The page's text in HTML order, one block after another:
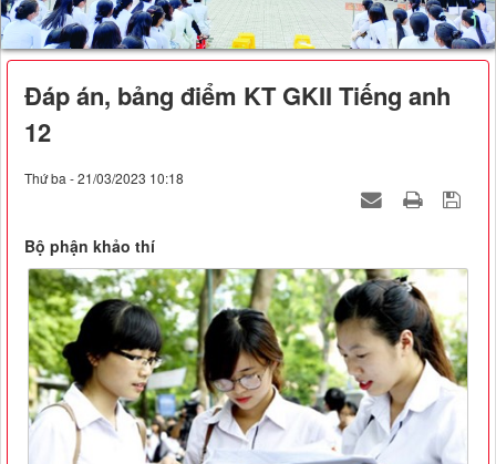
Đáp án, bảng điểm KT GKII Tiếng anh
12
Thứ ba - 21/03/2023 10:18
Bộ phận khảo thí